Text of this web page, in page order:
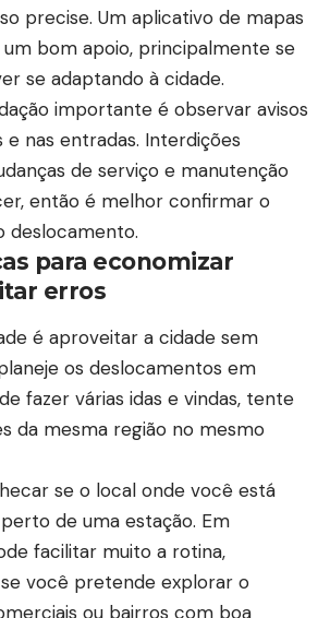
precise. Um aplicativo de mapas
bom apoio, principalmente se
se adaptando à cidade.
importante é observar avisos
e nas entradas. Interdições
de serviço e manutenção
então é melhor confirmar o
deslocamento.
para economizar
erros
é aproveitar a cidade sem
os deslocamentos em
fazer várias idas e vindas, tente
da mesma região no mesmo
se o local onde você está
de uma estação. Em
facilitar muito a rotina,
você pretende explorar o
ou bairros com boa